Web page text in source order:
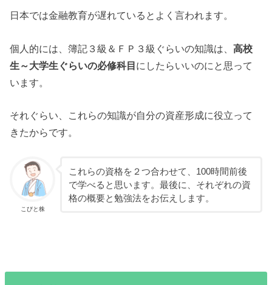
日本では金融教育が遅れているとよく言われます。
個人的には、簿記３級＆ＦＰ３級ぐらいの知識は、高校
生～大学生ぐらいの必修科目 にしたらいいのにと思って
います。
それぐらい、これらの知識が自分の資産形成に役立って
きたからです。
こびと株
これらの資格を２つ合わせて、100時間前後
で学べると思います。最後に、それぞれの資
格の概要と勉強法をお伝えします。